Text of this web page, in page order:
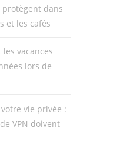
protègent dans
et les cafés
vacances
lors de
votre vie privée :
VPN doivent